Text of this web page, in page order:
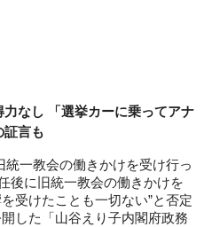
なし 「選挙カーに乗ってアナ
証言も
一教会の働きかけを受け行っ
後に旧統一教会の働きかけを
受けたことも一切ない”と否定
した「山谷えり子内閣府政務